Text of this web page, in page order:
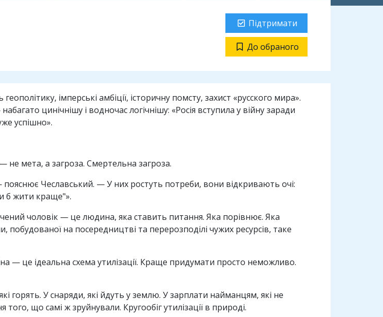
Підтримати
До обраного
імперські амбіції, історичну помсту, захист «русского мира».
цинічнішу і водночас логічнішу: «Росія вступила у війну заради
успішно».
мета, а загроза. Смертельна загроза.
Чеславський. — У них ростуть потреби, вони відкривають очі:
б жити краще"».
чоловік — це людина, яка ставить питання. Яка порівнює. Яка
на посередництві та перерозподілі чужих ресурсів, таке
— це ідеальна схема утилізації. Краще придумати просто неможливо.
горять. У снаряди, які йдуть у землю. У зарплати найманцям, які не
що самі ж зруйнували. Кругообіг утилізації в природі.